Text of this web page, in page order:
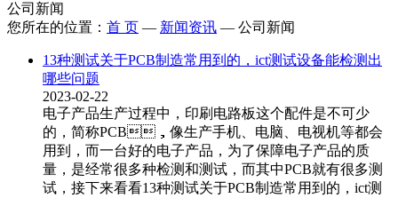
公司新闻
您所在的位置： 首 页 — 新闻资讯 — 公司新闻
13种测试关于PCB制造常用到的，ict测试设备能检测出
哪些问题
2023-02-22
电子产品生产过程中，印刷电路板这个配件是不可少
的，简称PCB，像生产手机、电脑、电视机等都会
用到，而一台好的电子产品，为了保障电子产品的质
量，是经常很多种检测和测试，而其中PCB就有很多测
试，接下来看看13种测试关于PCB制造常用到的，ict测